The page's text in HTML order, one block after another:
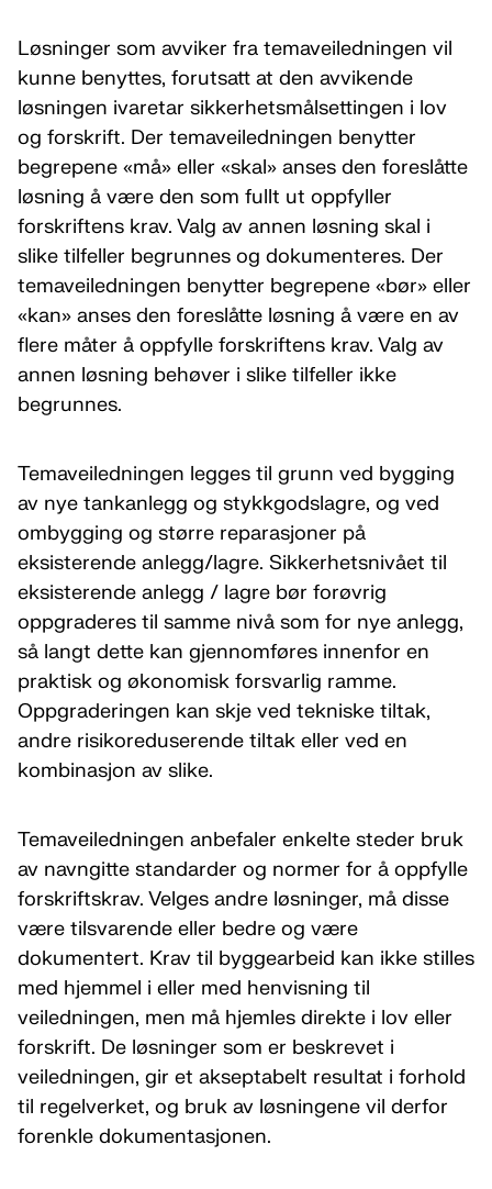
Løsninger som avviker fra temaveiledningen vil
kunne benyttes, forutsatt at den avvikende
løsningen ivaretar sikkerhetsmålsettingen i lov
og forskrift. Der temaveiledningen benytter
begrepene «må» eller «skal» anses den foreslåtte
løsning å være den som fullt ut oppfyller
forskriftens krav. Valg av annen løsning skal i
slike tilfeller begrunnes og dokumenteres. Der
temaveiledningen benytter begrepene «bør» eller
«kan» anses den foreslåtte løsning å være en av
flere måter å oppfylle forskriftens krav. Valg av
annen løsning behøver i slike tilfeller ikke
begrunnes.
Temaveiledningen legges til grunn ved bygging
av nye tankanlegg og stykkgodslagre, og ved
ombygging og større reparasjoner på
eksisterende anlegg/lagre. Sikkerhetsnivået til
eksisterende anlegg / lagre bør forøvrig
oppgraderes til samme nivå som for nye anlegg,
så langt dette kan gjennomføres innenfor en
praktisk og økonomisk forsvarlig ramme.
Oppgraderingen kan skje ved tekniske tiltak,
andre risikoreduserende tiltak eller ved en
kombinasjon av slike.
Temaveiledningen anbefaler enkelte steder bruk
av navngitte standarder og normer for å oppfylle
forskriftskrav. Velges andre løsninger, må disse
være tilsvarende eller bedre og være
dokumentert. Krav til byggearbeid kan ikke stilles
med hjemmel i eller med henvisning til
veiledningen, men må hjemles direkte i lov eller
forskrift. De løsninger som er beskrevet i
veiledningen, gir et akseptabelt resultat i forhold
til regelverket, og bruk av løsningene vil derfor
forenkle dokumentasjonen.